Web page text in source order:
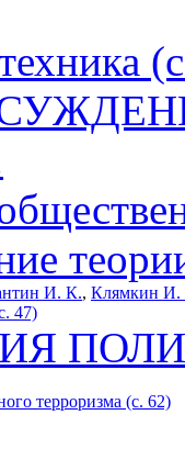
И. К., Клямкин
47)
терроризма (с. 62)